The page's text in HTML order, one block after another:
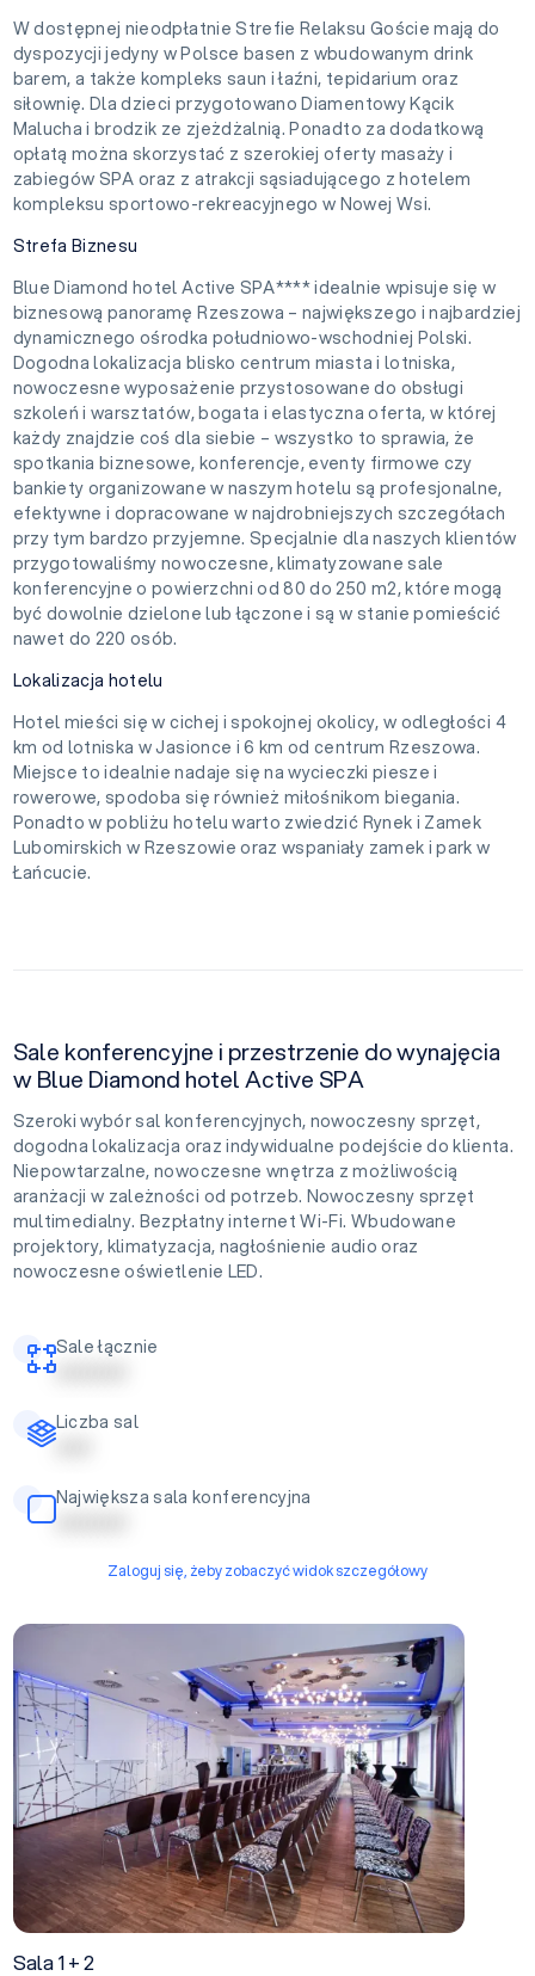
W dostępnej nieodpłatnie Strefie Relaksu Goście mają do
dyspozycji jedyny w Polsce basen z wbudowanym drink
barem, a także kompleks saun i łaźni, tepidarium oraz
siłownię. Dla dzieci przygotowano Diamentowy Kącik
Malucha i brodzik ze zjeżdżalnią. Ponadto za dodatkową
opłatą można skorzystać z szerokiej oferty masaży i
zabiegów SPA oraz z atrakcji sąsiadującego z hotelem
kompleksu sportowo-rekreacyjnego w Nowej Wsi.
Strefa Biznesu
Blue Diamond hotel Active SPA**** idealnie wpisuje się w
biznesową panoramę Rzeszowa – największego i najbardziej
dynamicznego ośrodka południowo-wschodniej Polski.
Dogodna lokalizacja blisko centrum miasta i lotniska,
nowoczesne wyposażenie przystosowane do obsługi
szkoleń i warsztatów, bogata i elastyczna oferta, w której
każdy znajdzie coś dla siebie – wszystko to sprawia, że
spotkania biznesowe, konferencje, eventy firmowe czy
bankiety organizowane w naszym hotelu są profesjonalne,
efektywne i dopracowane w najdrobniejszych szczegółach
przy tym bardzo przyjemne. Specjalnie dla naszych klientów
przygotowaliśmy nowoczesne, klimatyzowane sale
konferencyjne o powierzchni od 80 do 250 m2, które mogą
być dowolnie dzielone lub łączone i są w stanie pomieścić
nawet do 220 osób.
Lokalizacja hotelu
Hotel mieści się w cichej i spokojnej okolicy, w odległości 4
km od lotniska w Jasionce i 6 km od centrum Rzeszowa.
Miejsce to idealnie nadaje się na wycieczki piesze i
rowerowe, spodoba się również miłośnikom biegania.
Ponadto w pobliżu hotelu warto zwiedzić Rynek i Zamek
Lubomirskich w Rzeszowie oraz wspaniały zamek i park w
Łańcucie.
Sale konferencyjne i przestrzenie do wynajęcia
w Blue Diamond hotel Active SPA
Szeroki wybór sal konferencyjnych, nowoczesny sprzęt,
dogodna lokalizacja oraz indywidualne podejście do klienta.
Niepowtarzalne, nowoczesne wnętrza z możliwością
aranżacji w zależności od potrzeb. Nowoczesny sprzęt
multimedialny. Bezpłatny internet Wi-Fi. Wbudowane
projektory, klimatyzacja, nagłośnienie audio oraz
nowoczesne oświetlenie LED.
Sale łącznie
| | | | | | | | | |
Liczba sal
| | | | |
Największa sala konferencyjna
| | | | | | | | | |
Zaloguj się, żeby zobaczyć widok szczegółowy
Sala 1 + 2